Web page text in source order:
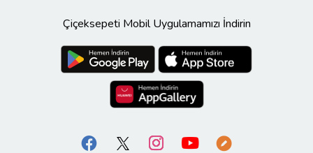
Çiçeksepeti Mobil Uygulamamızı İndirin